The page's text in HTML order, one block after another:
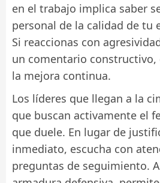
en el trabajo implica saber
personal de la calidad de tu
Si reaccionas con
un comentario constructivo,
la mejora continua.
Los líderes que llegan a la
que buscan activamente el
que duele. En lugar de
inmediato, escucha con
preguntas de seguimiento.